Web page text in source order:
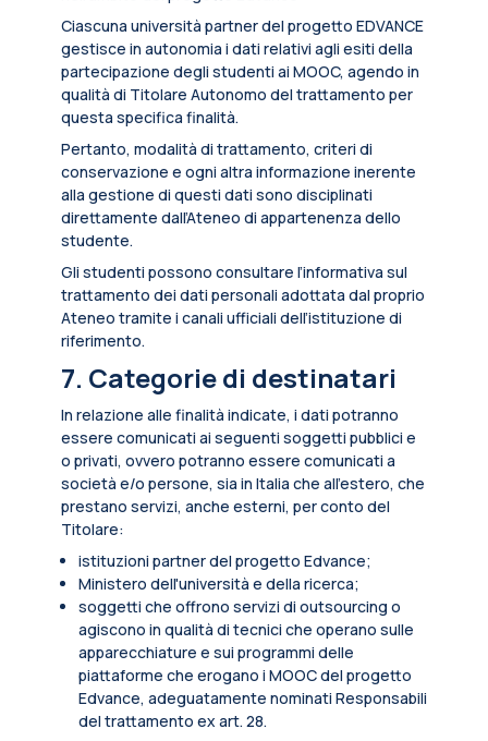
Ciascuna università partner del progetto EDVANCE
gestisce in autonomia i dati relativi agli esiti della
partecipazione degli studenti ai MOOC, agendo in
qualità di Titolare Autonomo del trattamento per
questa specifica finalità.
Pertanto, modalità di trattamento, criteri di
conservazione e ogni altra informazione inerente
alla gestione di questi dati sono disciplinati
direttamente dall’Ateneo di appartenenza dello
studente.
Gli studenti possono consultare l’informativa sul
trattamento dei dati personali adottata dal proprio
Ateneo tramite i canali ufficiali dell’istituzione di
riferimento.
7. Categorie di destinatari
In relazione alle finalità indicate, i dati potranno
essere comunicati ai seguenti soggetti pubblici e
o privati, ovvero potranno essere comunicati a
società e/o persone, sia in Italia che all’estero, che
prestano servizi, anche esterni, per conto del
Titolare:
istituzioni partner del progetto Edvance;
Ministero dell'università e della ricerca;
soggetti che offrono servizi di outsourcing o
agiscono in qualità di tecnici che operano sulle
apparecchiature e sui programmi delle
piattaforme che erogano i MOOC del progetto
Edvance, adeguatamente nominati Responsabili
del trattamento ex art. 28.